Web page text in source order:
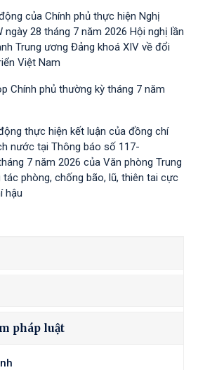
của Chính phủ thực hiện Nghị
ngày 28 tháng 7 năm 2026 Hội nghị lần
Trung ương Đảng khoá XIV về đổi
Việt Nam
Chính phủ thường kỳ tháng 7 năm
thực hiện kết luận của đồng chí
nước tại Thông báo số 117-
7 năm 2026 của Văn phòng Trung
phòng, chống bão, lũ, thiên tai cực
hậu
pháp luật